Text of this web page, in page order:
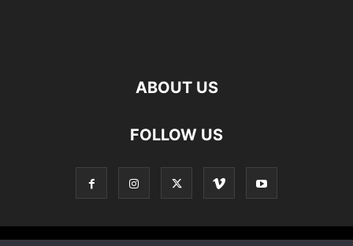
ABOUT US
FOLLOW US